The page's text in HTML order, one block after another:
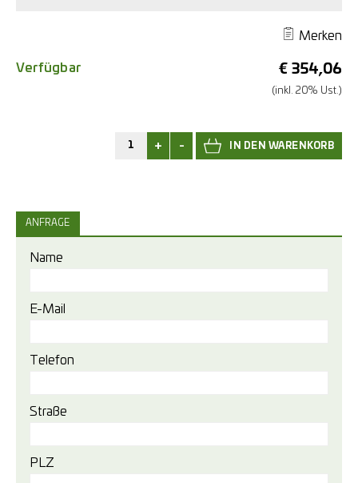
Merken
€ 354,06
(inkl. 20% Ust.)
Verfügbar
+ -
ANFRAGE
Name
E-Mail
Telefon
Straße
PLZ